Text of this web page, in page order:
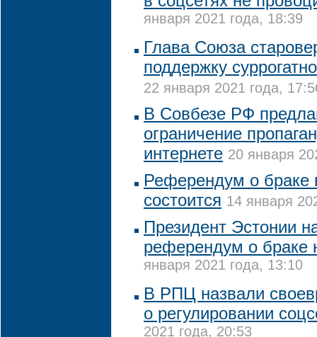
января 2021 года, 18:39
Глава Союза
поддержку
22 января 2021 года,
В Совбезе РФ
ограничение
интернете 20 января
Референдум о браке
состоится 14 января
Президент Эстонии
референдум о браке
января 2021 года, 13:10
В РПЦ назвали
о регулировании
2021 года, 20:53